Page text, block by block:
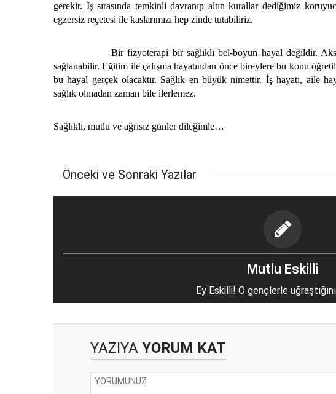
gerekir. İş sırasında temkinli davranıp altın kurallar dediğimiz
egzersiz reçetesi ile kaslarımızı hep zinde tutabiliriz.
Bir fizyoterapi bir sağlıklı bel-boyun hayal değildir.
sağlanabilir. Eğitim ile çalışma hayatından önce bireylere bu konu
bu hayal gerçek olacaktır. Sağlık en büyük nimettir. İş hayatı, aile
sağlık olmadan zaman bile ilerlemez.
Sağlıklı, mutlu ve ağrısız günler dileğimle…
Önceki ve Sonraki Yazılar
Mutlu Eskilli
Ey Eskilli! O gençlerle
YAZIYA YORUM KAT